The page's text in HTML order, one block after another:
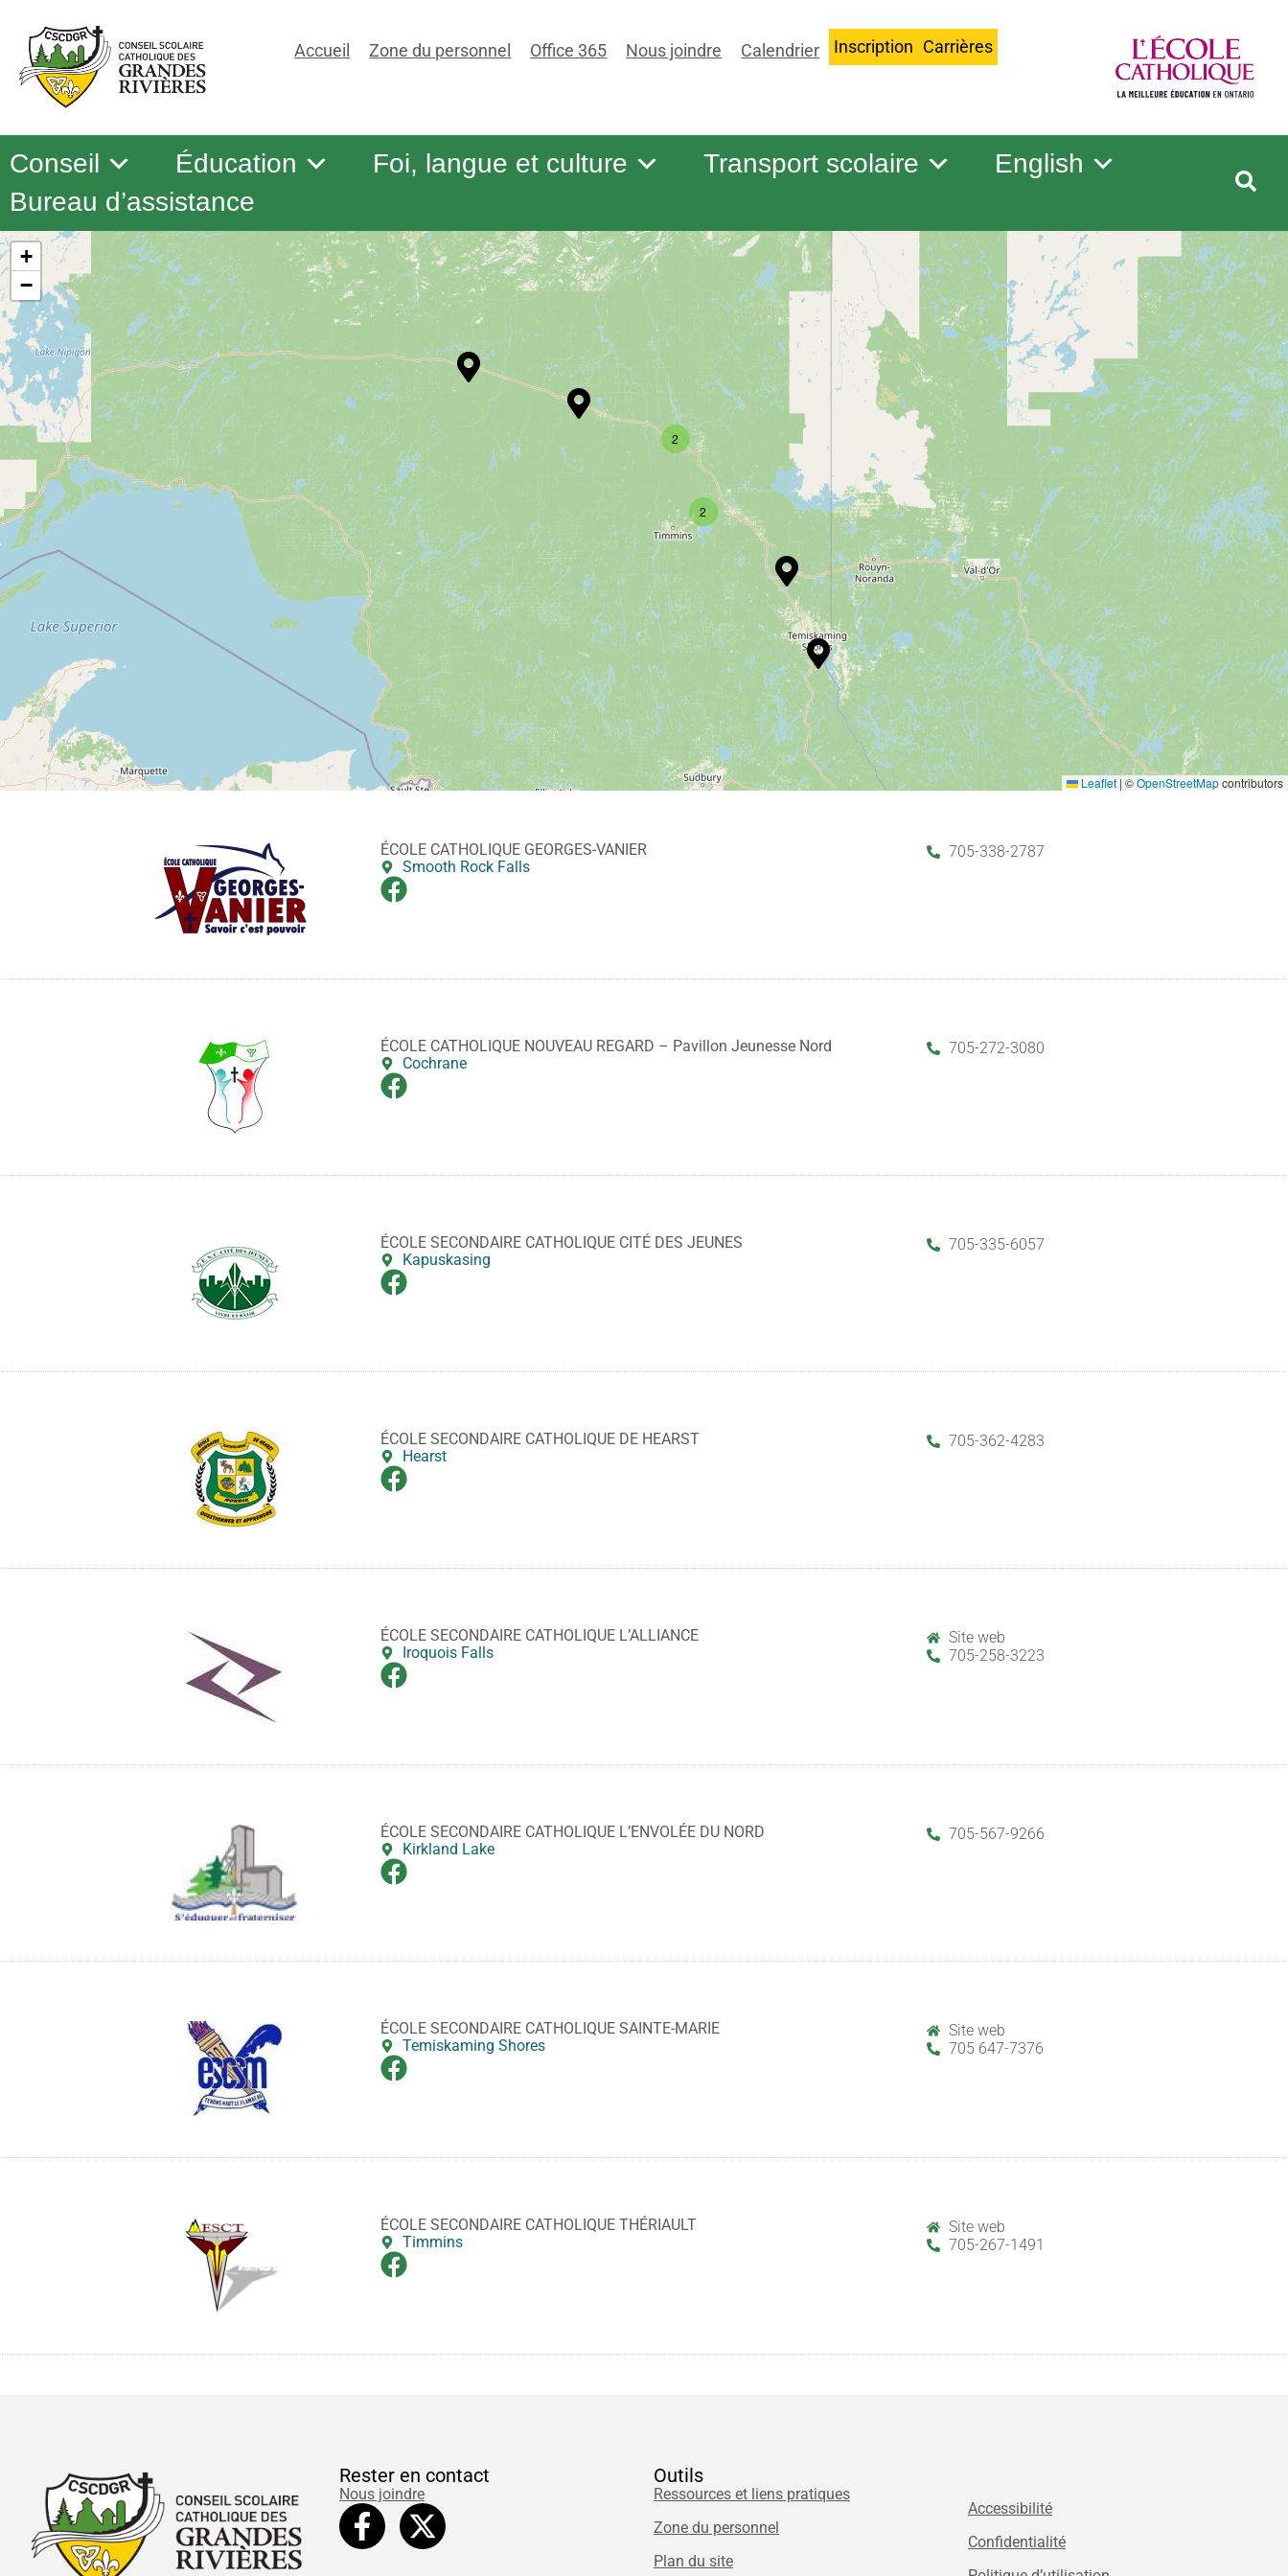
Accueil Zone du personnel Office 365 Nous joindre Calendrier Inscription Carrières
Conseil Éducation Foi, langue et culture Transport scolaire
English
Bureau d’assistance
2
2
+
−
Leaflet | ©OpenStreetMapcontributors
ÉCOLE CATHOLIQUE GEORGES-VANIER
Smooth Rock Falls
705-338-2787
ÉCOLE CATHOLIQUE NOUVEAU REGARD – Pavillon Jeunesse Nord
Cochrane
705-272-3080
ÉCOLE SECONDAIRE CATHOLIQUE CITÉ DES JEUNES
Kapuskasing
705-335-6057
ÉCOLE SECONDAIRE CATHOLIQUE DE HEARST
Hearst
705-362-4283
ÉCOLE SECONDAIRE CATHOLIQUE L’ALLIANCE
Iroquois Falls
Site web
705-258-3223
ÉCOLE SECONDAIRE CATHOLIQUE L’ENVOLÉE DU NORD
Kirkland Lake
705-567-9266
ÉCOLE SECONDAIRE CATHOLIQUE SAINTE-MARIE
Temiskaming Shores
Site web
705 647-7376
ÉCOLE SECONDAIRE CATHOLIQUE THÉRIAULT
Timmins
Site web
705-267-1491
Rester en contact
Nous joindre
Outils
Ressources et liens pratiques
Zone du personnel
Plan du site
Accessibilité
Confidentialité